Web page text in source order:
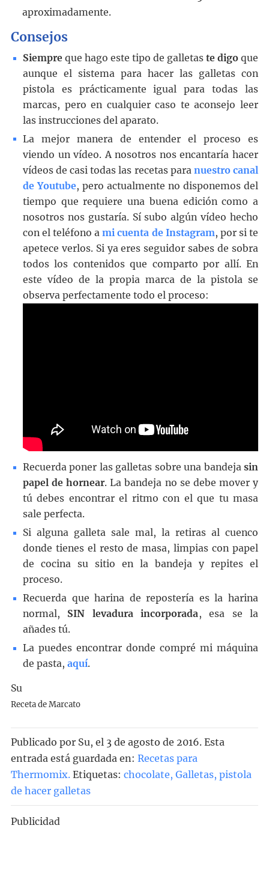
aproximadamente.
Consejos
Siempre que hago este tipo de galletaste digo que
aunque el sistema para hacer las galletas con
pistola es prácticamente igual para todas las
marcas, pero en cualquier caso te aconsejo leer
las instrucciones del aparato.
La mejor manera de entender el proceso es
viendo un vídeo. A nosotros nos encantaría hacer
vídeos de casi todas las recetas para nuestro canal
de Youtube, pero actualmente no disponemos del
tiempo que requiere una buena edición como a
nosotros nos gustaría. Sí subo algún vídeo hecho
con el teléfono ami cuenta de Instagram, por si te
apetece verlos. Si ya eres seguidor sabes de sobra
todos los contenidos que comparto por allí. En
este vídeo de la propia marca de la pistola se
observa perfectamente todo el proceso:
Recuerda poner las galletas sobre una bandejasin
papel de hornear. La bandeja no se debe mover y
tú debes encontrar el ritmo con el que tu masa
sale perfecta.
Si alguna galleta sale mal, la retiras al cuenco
donde tienes el resto de masa, limpias con papel
de cocina su sitio en la bandeja y repites el
proceso.
Recuerda que harina de repostería es la harina
normal, SIN levadura incorporada, esa se la
añades tú.
La puedes encontrar donde compré mi máquina
de pasta, aquí.
Su
Receta de Marcato
Publicado por Su, el 3 de agosto de 2016. Esta
entrada está guardada en: Recetas para
Thermomix. Etiquetas: chocolate, Galletas, pistola
de hacer galletas
Publicidad